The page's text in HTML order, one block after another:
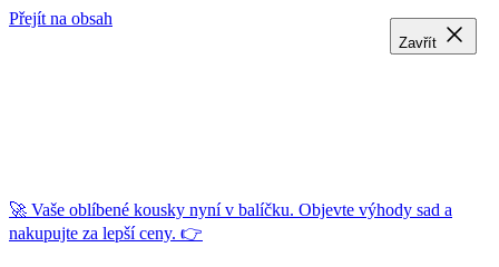
Přejít na obsah
🚀 Vaše oblíbené kousky nyní v balíčku. Objevte výhody sad a
nakupujte za lepší ceny. 👉
Zavřít
Zavřít
Zavřít